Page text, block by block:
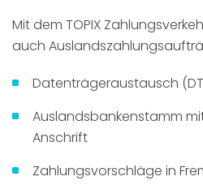
Mit dem TOPIX
auch
Datenträgeraustausch
Auslandsbankenstamm
Anschrift
Zahlungsvorschläge in